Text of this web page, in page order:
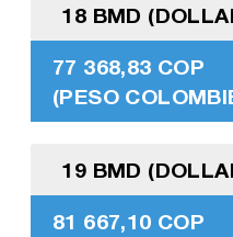
18 BMD
77 368,83 COP
(PESO
19 BMD
81 667,10 COP